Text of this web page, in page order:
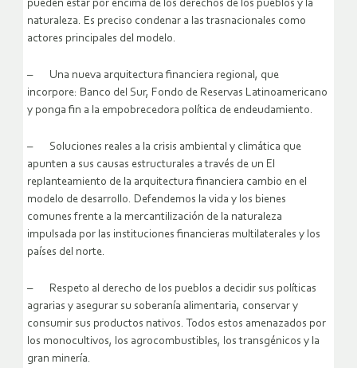
pueden estar por encima de los derechos de los pueblos y la
naturaleza. Es preciso condenar a las trasnacionales como
actores principales del modelo.
– Una nueva arquitectura financiera regional, que
incorpore: Banco del Sur, Fondo de Reservas Latinoamericano
y ponga fin a la empobrecedora política de endeudamiento.
– Soluciones reales a la crisis ambiental y climática que
apunten a sus causas estructurales a través de un El
replanteamiento de la arquitectura financiera cambio en el
modelo de desarrollo. Defendemos la vida y los bienes
comunes frente a la mercantilización de la naturaleza
impulsada por las instituciones financieras multilaterales y los
países del norte.
– Respeto al derecho de los pueblos a decidir sus políticas
agrarias y asegurar su soberanía alimentaria, conservar y
consumir sus productos nativos. Todos estos amenazados por
los monocultivos, los agrocombustibles, los transgénicos y la
gran minería.